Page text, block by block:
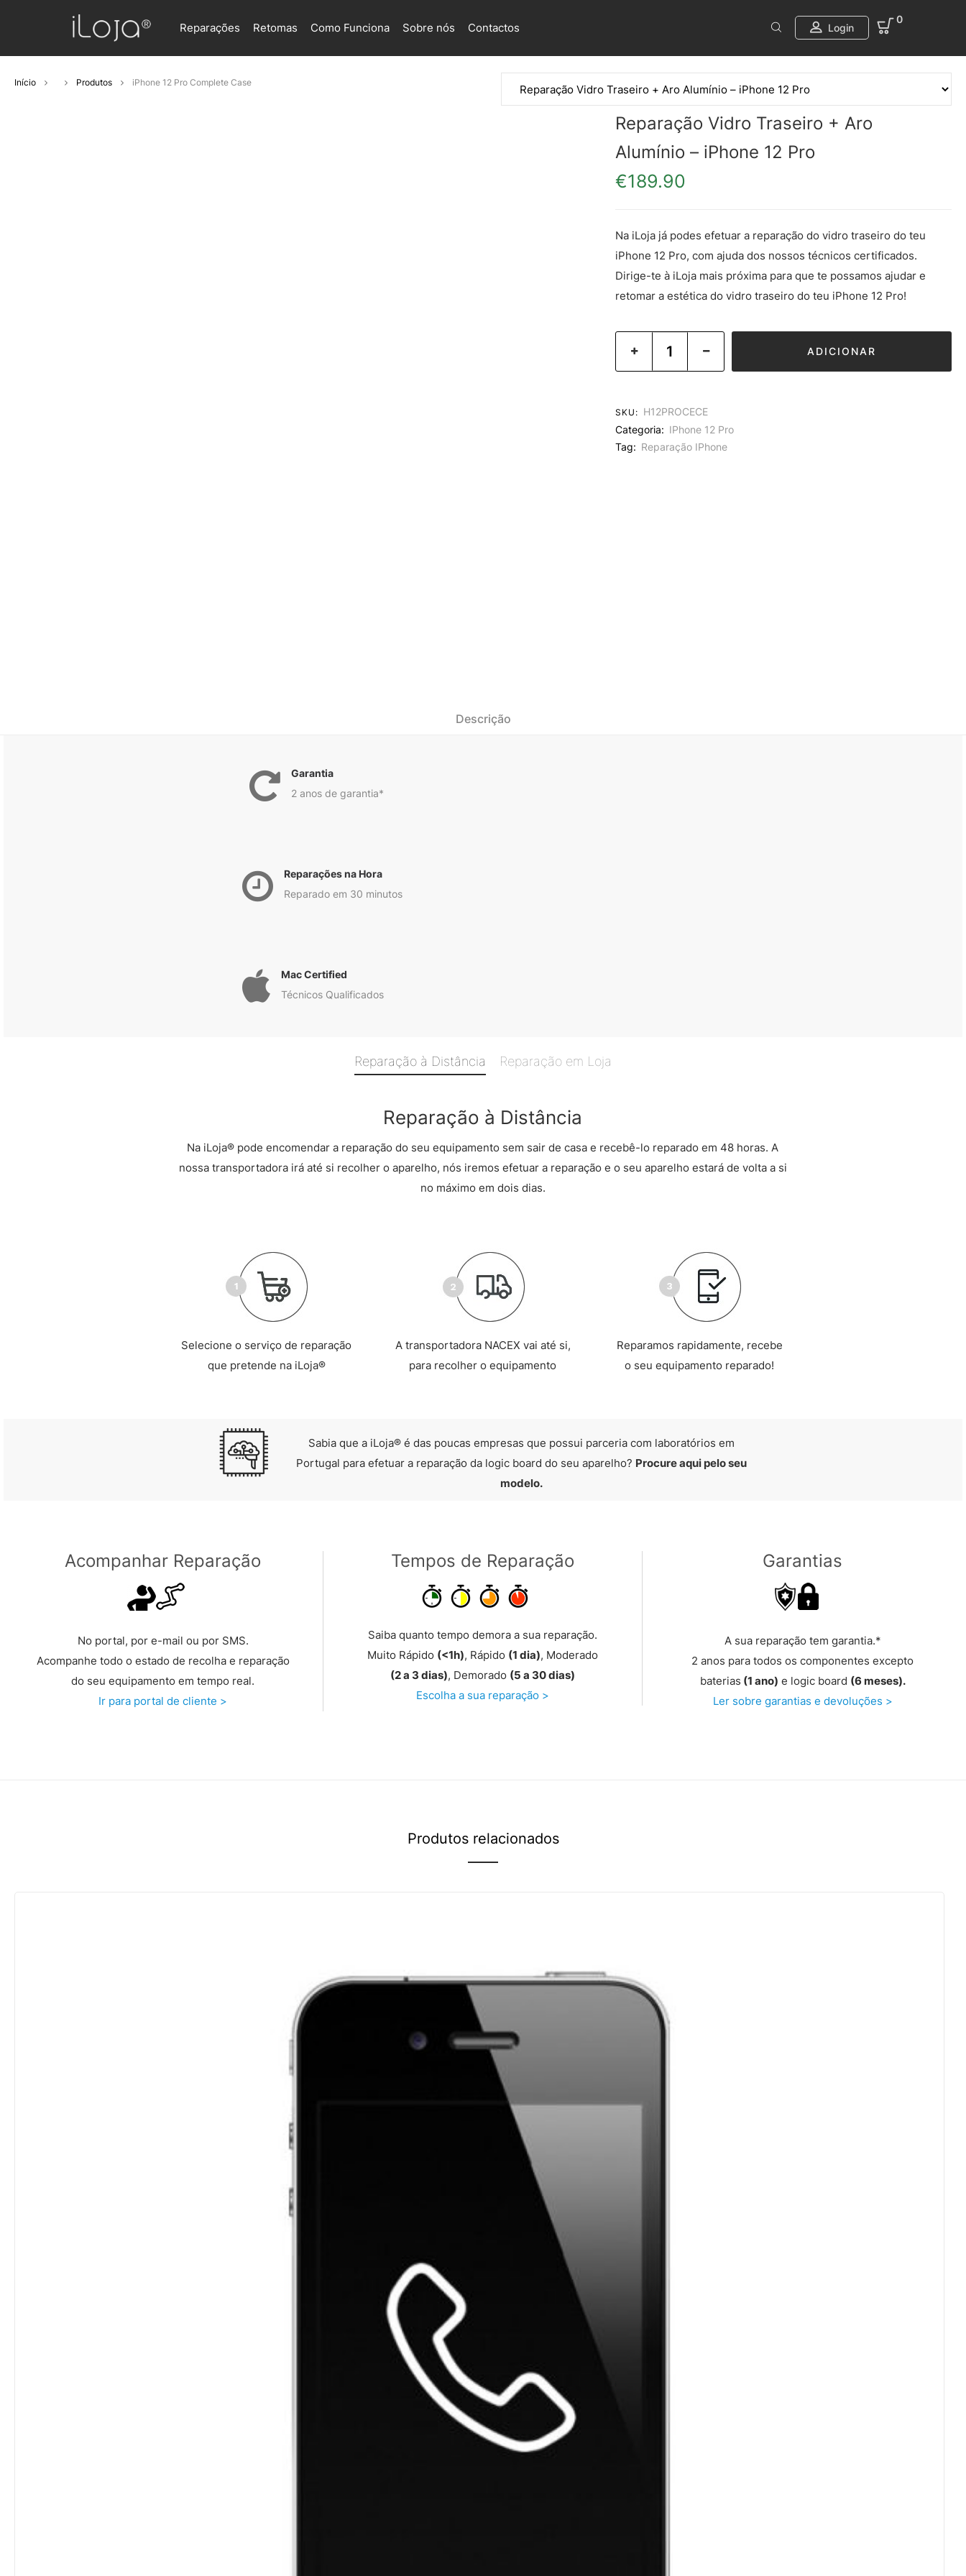
Reparações Retomas Como Funciona Sobre nós Contactos Login
0
Início Produtos iPhone 12 Pro Complete Case
Reparação Vidro Traseiro + Aro
Alumínio – iPhone 12 Pro
€189.90
Na iLoja já podes efetuar a reparação do vidro traseiro do teu
iPhone 12 Pro, com ajuda dos nossos técnicos certificados.
Dirige-te à iLoja mais próxima para que te possamos ajudar e
retomar a estética do vidro traseiro do teu iPhone 12 Pro!
ADICIONAR
SKU: H12PROCECE
Categoria: IPhone 12 Pro
Tag: Reparação IPhone
Descrição
Garantia
2 anos de garantia*
Reparações na Hora
Reparado em 30 minutos
Mac Certified
Técnicos Qualificados
Reparação à Distância Reparação em Loja
Reparação à Distância
Na iLoja® pode encomendar a reparação do seu equipamento sem sair de casa e recebê-lo reparado em 48 horas. A
nossa transportadora irá até si recolher o aparelho, nós iremos efetuar a reparação e o seu aparelho estará de volta a si
no máximo em dois dias.
Selecione o serviço de reparação
que pretende na iLoja®
A transportadora NACEX vai até si,
para recolher o equipamento
Reparamos rapidamente, recebe
o seu equipamento reparado!
Sabia que a iLoja® é das poucas empresas que possui parceria com laboratórios em
Portugal para efetuar a reparação da logic board do seu aparelho? Procure aqui pelo seu
modelo.
Acompanhar Reparação
No portal, por e-mail ou por SMS.
Acompanhe todo o estado de recolha e reparação
do seu equipamento em tempo real.
Ir para portal de cliente >
Tempos de Reparação
Saiba quanto tempo demora a sua reparação.
Muito Rápido (<1h), Rápido (1 dia), Moderado
(2 a 3 dias), Demorado (5 a 30 dias)
Escolha a sua reparação >
Garantias
A sua reparação tem garantia.*
2 anos para todos os componentes excepto
baterias (1 ano) e logic board (6 meses).
Ler sobre garantias e devoluções >
Produtos relacionados